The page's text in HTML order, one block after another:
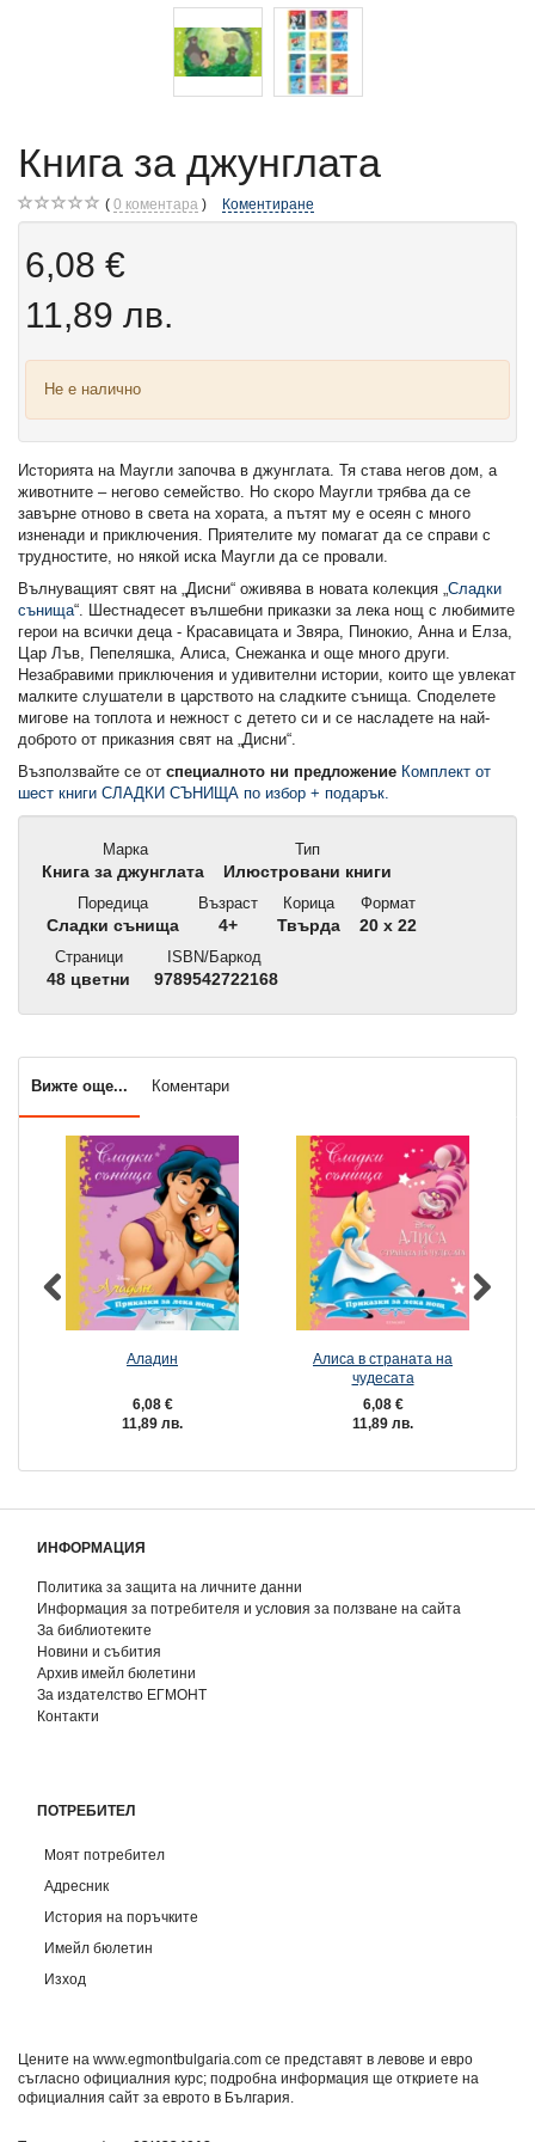
Книга за джунглата
0 коментара Коментиране
6,08 €
11,89 лв.
Не е налично
Историята на Маугли започва в джунглата. Тя става негов дом, а
животните – негово семейство. Но скоро Маугли трябва да се
завърне отново в света на хората, а пътят му е осеян с много
изненади и приключения. Приятелите му помагат да се справи с
трудностите, но някой иска Маугли да се провали.
Вълнуващият свят на „Дисни“ оживява в новата колекция „Сладки
сънища“. Шестнадесет вълшебни приказки за лека нощ с любимите
герои на всички деца - Красавицата и Звяра, Пинокио, Анна и Елза,
Цар Лъв, Пепеляшка, Алиса, Снежанка и още много други.
Незабравими приключения и удивителни истории, които ще увлекат
малките слушатели в царството на сладките сънища. Споделете
мигове на топлота и нежност с детето си и се насладете на най-
доброто от приказния свят на „Дисни“.
Възползвайте се от специалното ни предложение Комплект от
шест книги СЛАДКИ СЪНИЩА по избор + подарък.
Марка
Книга за джунглата
Тип
Илюстровани книги
Поредица
Сладки сънища
Възраст
4+
Корица
Твърда
Формат
20 x 22
Страници
48 цветни
ISBN/Баркод
9789542722168
Вижте още... Коментари
Аладин
6,08 €
11,89 лв.
Алиса в страната на
чудесата
6,08 €
11,89 лв.
ИНФОРМАЦИЯ
Политика за защита на личните данни
Информация за потребителя и условия за ползване на сайта
За библиотеките
Новини и събития
Архив имейл бюлетини
За издателство ЕГМОНТ
Контакти
ПОТРЕБИТЕЛ
Моят потребител
Адресник
История на поръчките
Имейл бюлетин
Изход
Цените на www.egmontbulgaria.com се представят в левове и евро
съгласно официалния курс; подробна информация ще откриете на
официалния сайт за еврото в България